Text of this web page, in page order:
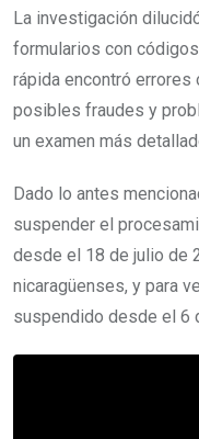
La investigación
formularios con
rápida encontró
posibles fraudes y
un examen más
Dado lo antes
suspender el
desde el 18 de julio de
nicaragüenses, y para
suspendido desde el 6